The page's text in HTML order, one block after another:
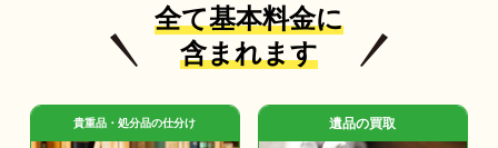
全て基本料金に
含まれます
貴重品・処分品の仕分け 遺品の買取